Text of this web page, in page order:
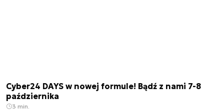
Cyber24 DAYS w nowej formule! Bądź z nami 7-8
października
3 min.